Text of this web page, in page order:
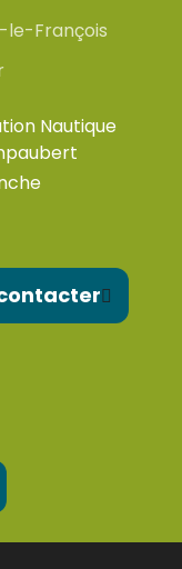
le-François
Nautique